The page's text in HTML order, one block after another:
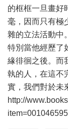
的框框一旦畫好
毫，因而只有極
雜的立法活動中
特別當他經歷了
緣徘徊之後。而
執的人，在這不
實，我們對於未
http://